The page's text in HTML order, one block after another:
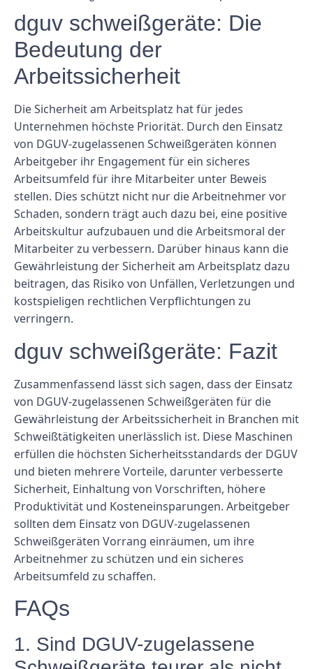
dguv schweißgeräte: Die
Bedeutung der
Arbeitssicherheit
Die Sicherheit am Arbeitsplatz hat für jedes
Unternehmen höchste Priorität. Durch den Einsatz
von DGUV-zugelassenen Schweißgeräten können
Arbeitgeber ihr Engagement für ein sicheres
Arbeitsumfeld für ihre Mitarbeiter unter Beweis
stellen. Dies schützt nicht nur die Arbeitnehmer vor
Schaden, sondern trägt auch dazu bei, eine positive
Arbeitskultur aufzubauen und die Arbeitsmoral der
Mitarbeiter zu verbessern. Darüber hinaus kann die
Gewährleistung der Sicherheit am Arbeitsplatz dazu
beitragen, das Risiko von Unfällen, Verletzungen und
kostspieligen rechtlichen Verpflichtungen zu
verringern.
dguv schweißgeräte: Fazit
Zusammenfassend lässt sich sagen, dass der Einsatz
von DGUV-zugelassenen Schweißgeräten für die
Gewährleistung der Arbeitssicherheit in Branchen mit
Schweißtätigkeiten unerlässlich ist. Diese Maschinen
erfüllen die höchsten Sicherheitsstandards der DGUV
und bieten mehrere Vorteile, darunter verbesserte
Sicherheit, Einhaltung von Vorschriften, höhere
Produktivität und Kosteneinsparungen. Arbeitgeber
sollten dem Einsatz von DGUV-zugelassenen
Schweißgeräten Vorrang einräumen, um ihre
Arbeitnehmer zu schützen und ein sicheres
Arbeitsumfeld zu schaffen.
FAQs
1. Sind DGUV-zugelassene